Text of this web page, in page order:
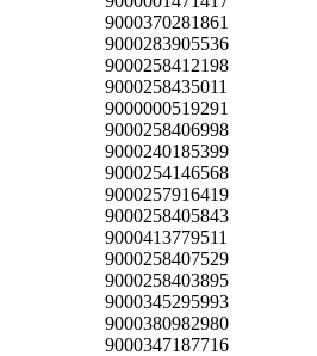
9000370281861
9000283905536
9000258412198
9000258435011
9000000519291
9000258406998
9000240185399
9000254146568
9000257916419
9000258405843
9000413779511
9000258407529
9000258403895
9000345295993
9000380982980
9000347187716